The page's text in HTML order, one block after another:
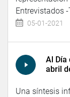
Entrevistados
05-01-2021
Al Día
abril
Una síntesis